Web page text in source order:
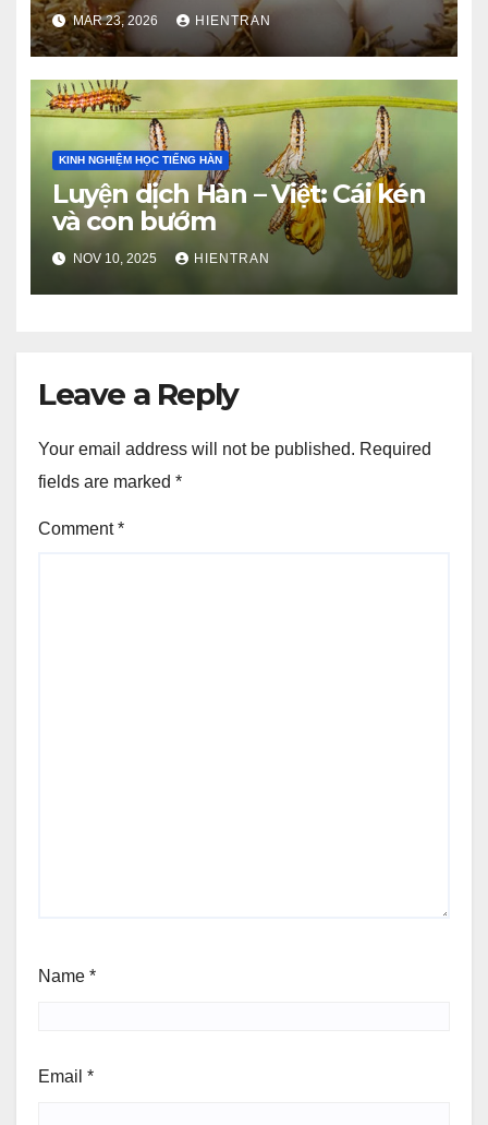
(Phần 1)
MAR 23, 2026 HIENTRAN
KINH NGHIỆM HỌC TIẾNG HÀN
Luyện dịch Hàn – Việt: Cái kén
và con bướm
NOV 10, 2025 HIENTRAN
Leave a Reply
Your email address will not be published. Required
fields are marked *
Comment*
Name *
Email *